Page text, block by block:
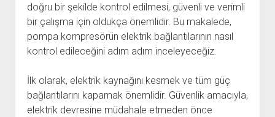
doğru bir şekilde kontrol edilmesi, güvenli ve verimli
bir çalışma için oldukça önemlidir. Bu makalede,
pompa kompresörün elektrik bağlantılarının nasıl
kontrol edileceğini adım adım inceleyeceğiz.
İlk olarak, elektrik kaynağını kesmek ve tüm güç
bağlantılarını kapamak önemlidir. Güvenlik amacıyla,
elektrik devresine müdahale etmeden önce